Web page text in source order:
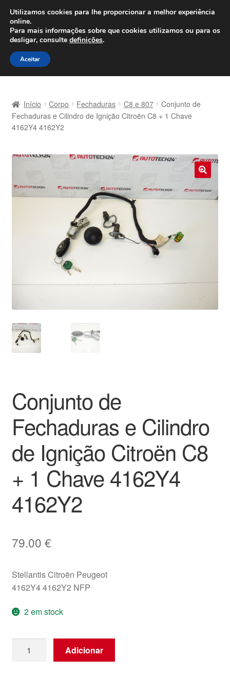
ENVIO a partir de 7 EUR
Seg-Sex, das 9h às 16h800 500 967
Ir
para
a
Saltar
para
o
Carrinho
Envio para todo o planeta
Pagamentos
Procedimento de Reclamação
Termos e Condições
Transporte
Início Corpo Fechaduras C8 e 807
Conjunto de
Fechaduras e Cilindro de Ignição Citroën C8 + 1 Chave
4162Y4 4162Y2
Conjunto de
Fechaduras e Cilindro
de Ignição Citroën C8
+ 1 Chave 4162Y4
4162Y2
79.00 €
Stellantis Citroën Peugeot
4162Y4 4162Y2 NFP
2 em stock
Adicionar
Utilizamos cookies para lhe proporcionar a melhor experiência
online.
Para mais informações sobre que cookies utilizamos ou para os
desligar, consulte definições.
Aceitar